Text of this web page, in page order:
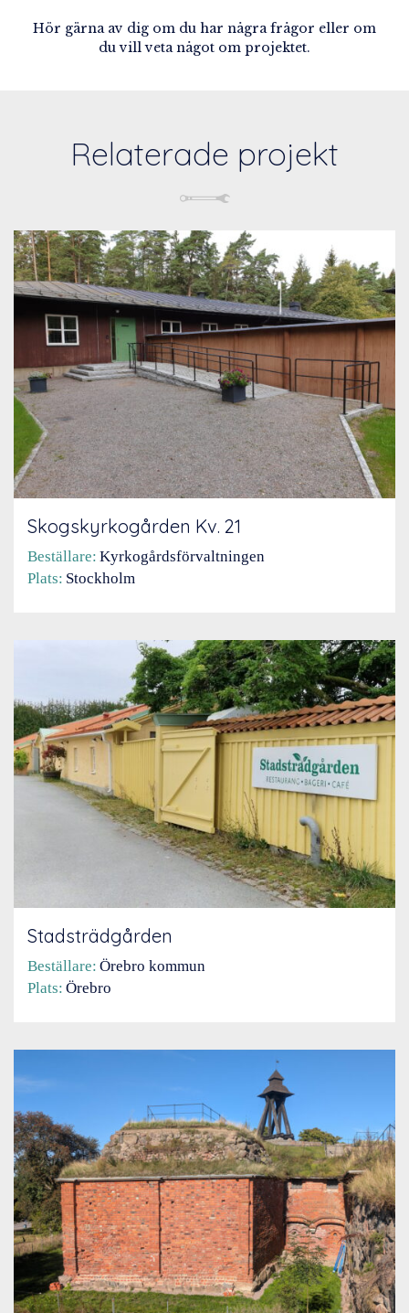
Hör gärna av dig om du har några frågor eller om
du vill veta något om projektet.
Relaterade projekt
Skogskyrkogården Kv. 21
Beställare: Kyrkogårdsförvaltningen
Plats: Stockholm
Stadsträdgården
Beställare: Örebro kommun
Plats: Örebro